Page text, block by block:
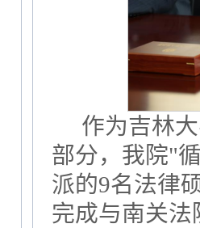
作为吉林
部分，我院"
派的9名法律
完成与南关